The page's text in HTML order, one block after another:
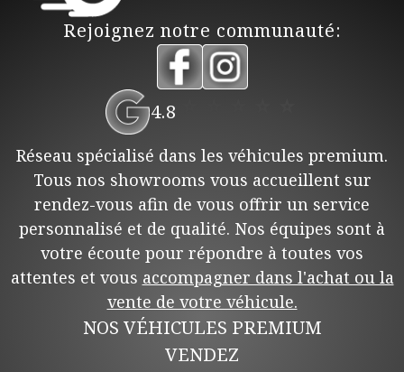
Rejoignez notre communauté:
4.8
Réseau spécialisé dans les véhicules premium.
Tous nos showrooms vous accueillent sur
rendez-vous afin de vous offrir un service
personnalisé et de qualité. Nos équipes sont à
votre écoute pour répondre à toutes vos
attentes et vous accompagner dans l'achat ou la
vente de votre véhicule.
NOS VÉHICULES PREMIUM
VENDEZ